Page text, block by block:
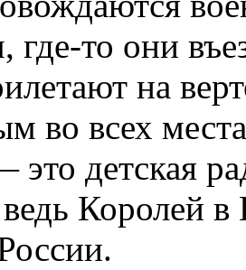
где-то они
на
во всех
детская
Королей